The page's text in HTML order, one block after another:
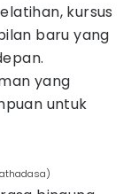
kursus
baru yang
yang
untuk